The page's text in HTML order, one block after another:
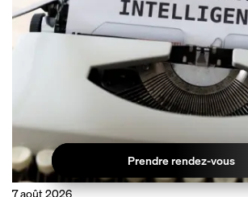
7 août 2026
Prendre rendez-vous
Prendre rendez-vous